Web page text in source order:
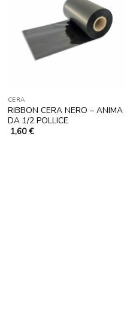
CERA
RIBBON CERA NERO – ANIMA
DA 1/2 POLLICE
1,60€